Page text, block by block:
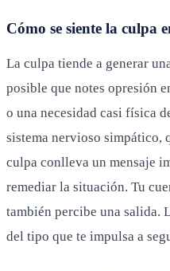
Cómo se siente la culpa
La culpa tiende a generar
posible que notes opresión
o una necesidad casi física
sistema nervioso simpático,
culpa conlleva un mensaje
remediar la situación. Tu
también percibe una salida.
del tipo que te impulsa a